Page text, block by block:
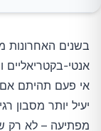
המיתוס של
איך פועל סבון
מה מיוחד
מפתיעה – לא רק